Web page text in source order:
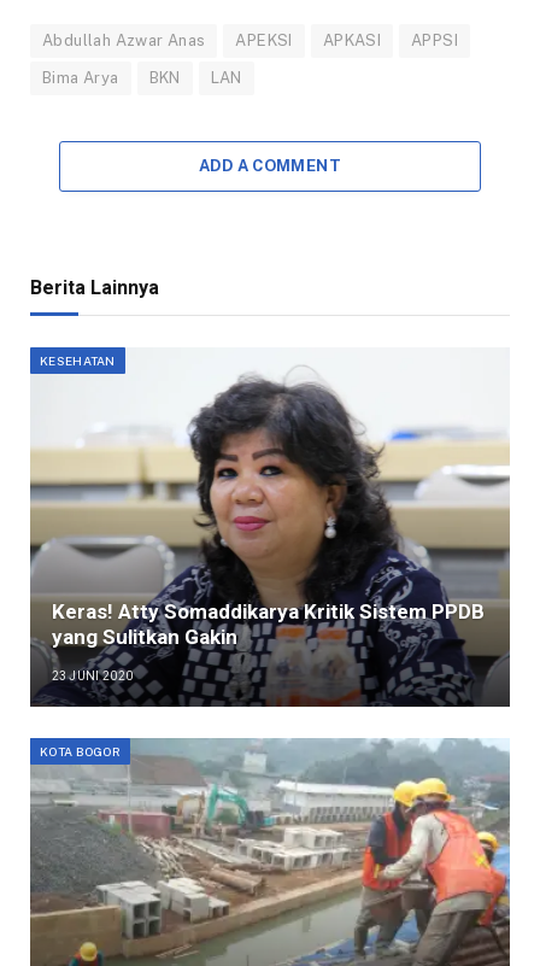
Abdullah Azwar Anas APEKSI APKASI APPSI
Bima Arya BKN LAN
ADD A COMMENT
Berita Lainnya
KESEHATAN
Keras! Atty Somaddikarya Kritik Sistem PPDB
yang Sulitkan Gakin
23 JUNI 2020
KOTA BOGOR